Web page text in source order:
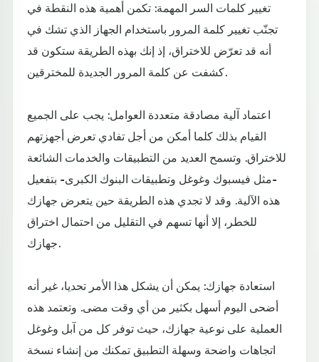
تغيير كلمات السر المهمة: تكمن أهمية هذه النقطة في
تجنّب تغيير كلمة المرور باستخدام الجهاز الذي تشك في
أنه قد تعرّض للاختراق، إذ إنك بهذه الطريقة ستكون قد
كشفت عن كلمة المرور الجديدة للمخترقين.
اعتماد آلية مصادقة متعددة العوامل: يجب على الجميع
القيام بذلك كلما أمكن من أجل تفادي تعرض أجهزتهم
للاختراق. وتسمح العديد من التطبيقات والخدمات الشائعة
-مثل فيسبوك وغوغل وتطبيقات البنوك الكبرى- بتفعيل
هذه الآلية. وقد لا تجدي هذه الطريقة حين يتعرض جهازك
للخطر، إلا أنها تسهم في التقليل من احتمال اختراق
جهازك.
استعادة جهازك: يمكن أن يشكل هذا الأمر تحديا، غير أنه
أضحى اليوم أسهل بكثير من أي وقت مضى. وتعتمد هذه
العملية على نوعية جهازك، حيث توفر كل من آبل وغوغل
اتجاهات واضحة وسهلة التطبيق تمكنك من إنشاء نسخة